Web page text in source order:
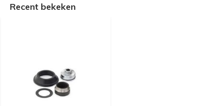
Recent bekeken